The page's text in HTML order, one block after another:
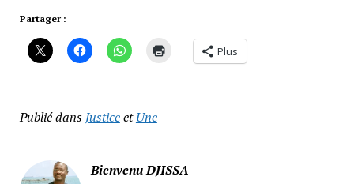
Partager :
Plus
Publié dans JusticeetUne
Bienvenu DJISSA